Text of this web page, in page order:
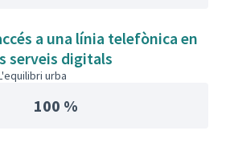
a una línia telefònica en
serveis digitals
urba
100 %